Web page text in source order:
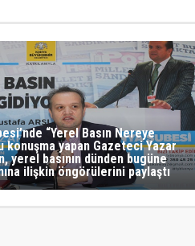
“Yerel Basın Nereye
konuşma yapan Gazeteci Yazar
yerel basının dünden bugüne
ilişkin öngörülerini paylaştı